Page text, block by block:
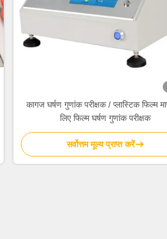
कागज घर्षण गुणांक परीक्षक / प्लास्टिक फिल्म
लिए फिल्म घर्षण गुणांक परीक्षक
सर्वोत्तम मूल्य प्राप्त करें